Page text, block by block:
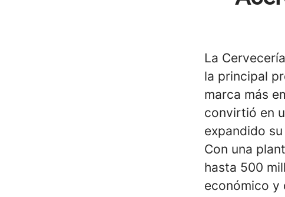
La
la principal
marca más
convirtió en
expandido
Con una
hasta 500
económico y